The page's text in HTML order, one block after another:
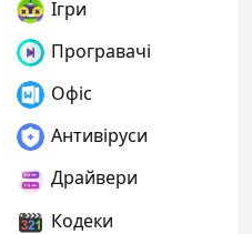
Ігри
Програвачі
Офіс
Антивіруси
Драйвери
Кодеки